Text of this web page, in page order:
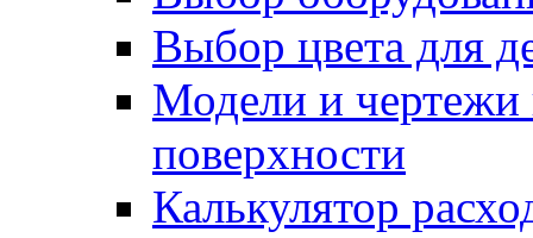
Выбор цвета для
Модели и чертежи
поверхности
Калькулятор